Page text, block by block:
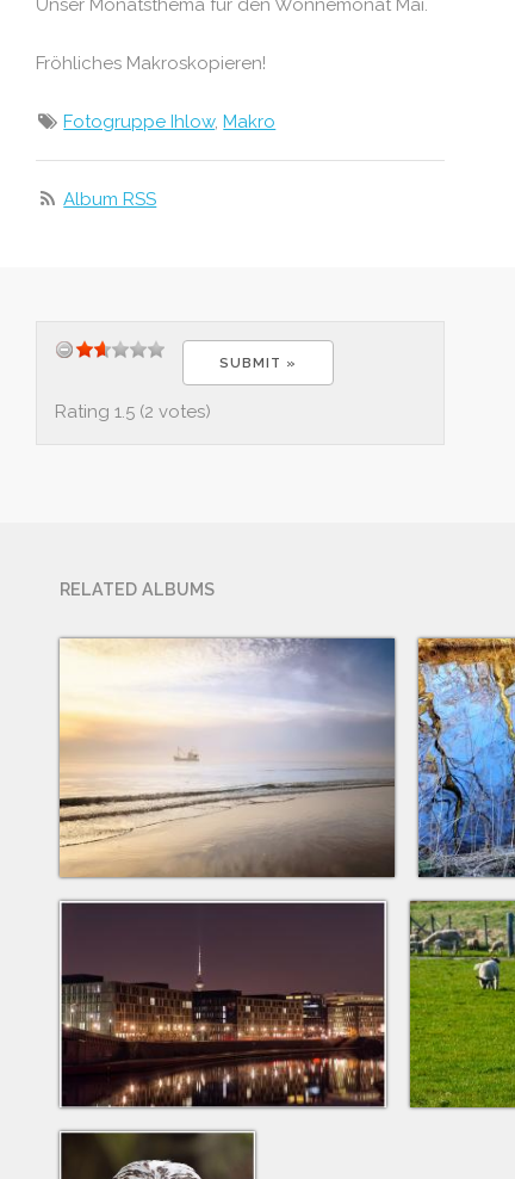
Unser Monatsthema für den Wonnemonat Mai.
Fröhliches Makroskopieren!
Fotogruppe Ihlow,Makro
Album RSS
Rating 1.5 (2 votes)
RELATED ALBUMS